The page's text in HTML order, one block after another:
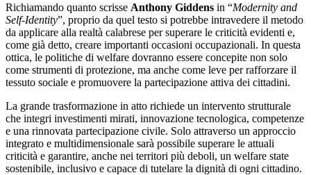
Richiamando quanto scrisse Anthony Giddens in “Modernity and
Self-Identity”, proprio da quel testo si potrebbe intravedere il metodo
da applicare alla realtà calabrese per superare le criticità evidenti e,
come già detto, creare importanti occasioni occupazionali. In questa
ottica, le politiche di welfare dovranno essere concepite non solo
come strumenti di protezione, ma anche come leve per rafforzare il
tessuto sociale e promuovere la partecipazione attiva dei cittadini.
La grande trasformazione in atto richiede un intervento strutturale
che integri investimenti mirati, innovazione tecnologica, competenze
e una rinnovata partecipazione civile. Solo attraverso un approccio
integrato e multidimensionale sarà possibile superare le attuali
criticità e garantire, anche nei territori più deboli, un welfare state
sostenibile, inclusivo e capace di tutelare la dignità di ogni cittadino.